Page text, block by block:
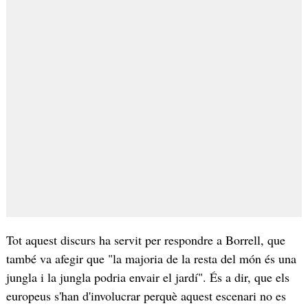
Tot aquest discurs ha servit per respondre a Borrell, que
també va afegir que "la majoria de la resta del món és una
jungla i la jungla podria envair el jardí". És a dir, que els
europeus s'han d'involucrar perquè aquest escenari no es